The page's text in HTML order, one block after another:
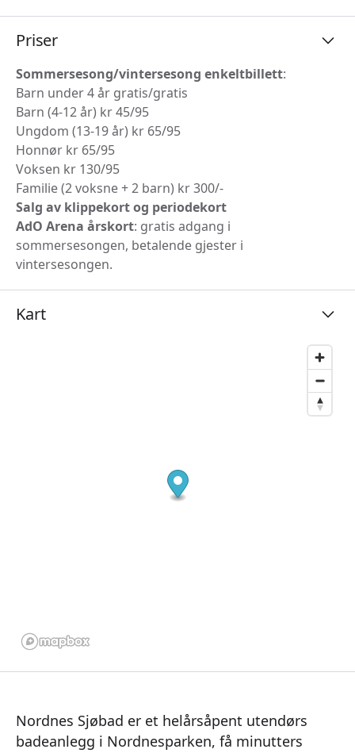
Priser
Sommersesong/vintersesong enkeltbillett:
Barn under 4 år gratis/gratis
Barn (4-12 år) kr 45/95
Ungdom (13-19 år) kr 65/95
Honnør kr 65/95
Voksen kr 130/95
Familie (2 voksne + 2 barn) kr 300/-
Salg av klippekort og periodekort
AdO Arena årskort: gratis adgang i
sommersesongen, betalende gjester i
vintersesongen.
Kart
Nordnes Sjøbad er et helårsåpent utendørs
badeanlegg i Nordnesparken, få minutters